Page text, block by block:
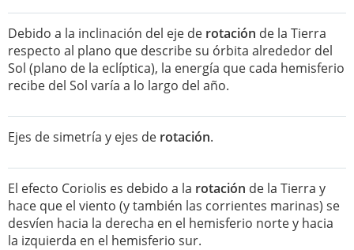
Debido a la inclinación del eje de rotación de la Tierra
respecto al plano que describe su órbita alrededor del
Sol (plano de la eclíptica), la energía que cada hemisferio
recibe del Sol varía a lo largo del año.
Ejes de simetría y ejes de rotación.
El efecto Coriolis es debido a la rotación de la Tierra y
hace que el viento (y también las corrientes marinas) se
desvíen hacia la derecha en el hemisferio norte y hacia
la izquierda en el hemisferio sur.